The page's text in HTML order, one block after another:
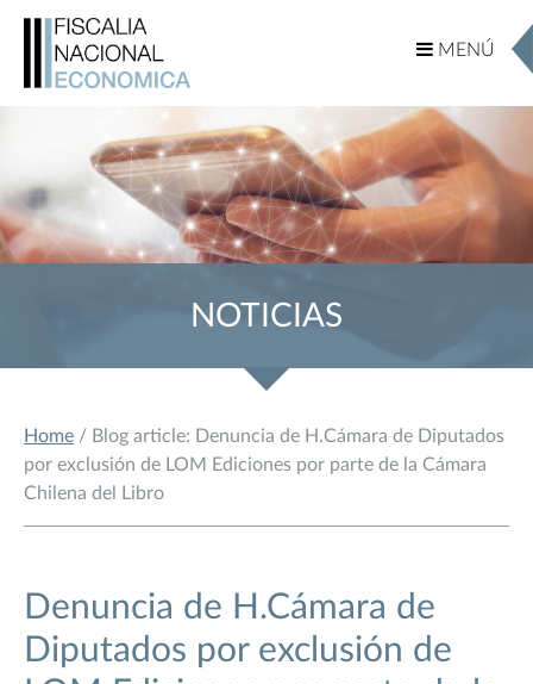
MENÚ
MENÚ
NOTICIAS
Home / Blog article: Denuncia de H.Cámara de Diputados
por exclusión de LOM Ediciones por parte de la Cámara
Chilena del Libro
Denuncia de H.Cámara de
Diputados por exclusión de